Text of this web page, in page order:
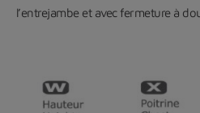
l’entrejambe et avec fermeture à